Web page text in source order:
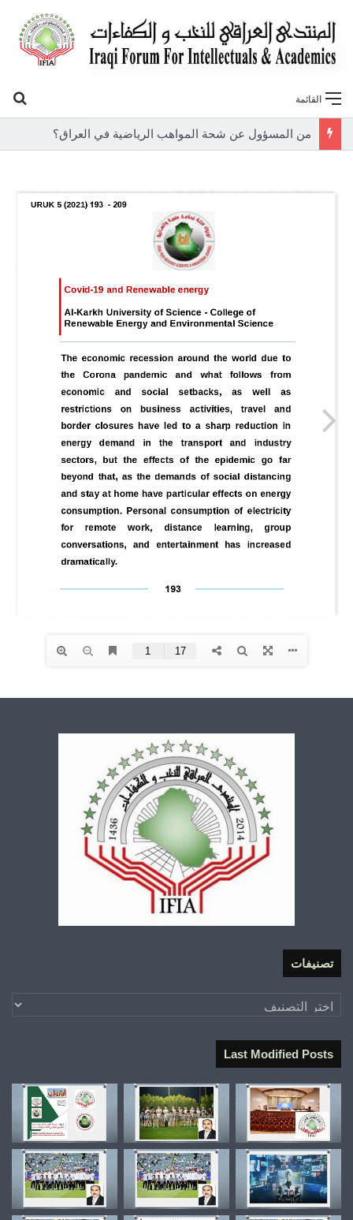
القائمة
من المسؤول عن شحة المواهب الرياضية في العراق؟
تصنيفات
تصنيفات
Last Modified Posts